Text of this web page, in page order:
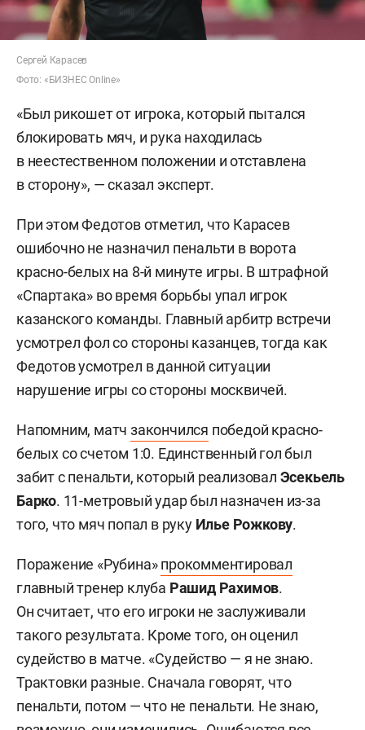
Сергей Карасев
Фото: «БИЗНЕС Online»
«Был рикошет от игрока, который пытался
блокировать мяч, и рука находилась
в неестественном положении и отставлена
в сторону», — сказал эксперт.
При этом Федотов отметил, что Карасев
ошибочно не назначил пенальти в ворота
красно-белых на 8-й минуте игры. В штрафной
«Спартака» во время борьбы упал игрок
казанского команды. Главный арбитр встречи
усмотрел фол со стороны казанцев, тогда как
Федотов усмотрел в данной ситуации
нарушение игры со стороны москвичей.
Напомним, матчзакончился победой красно-
белых со счетом 1:0. Единственный гол был
забит с пенальти, который реализовал Эсекьель
Барко. 11-метровый удар был назначен из-за
того, что мяч попал в руку Илье Рожкову.
Поражение «Рубина»прокомментировал
главный тренер клуба Рашид Рахимов.
Он считает, что его игроки не заслуживали
такого результата. Кроме того, он оценил
судейство в матче. «Судейство — я не знаю.
Трактовки разные. Сначала говорят, что
пенальти, потом — что не пенальти. Не знаю,